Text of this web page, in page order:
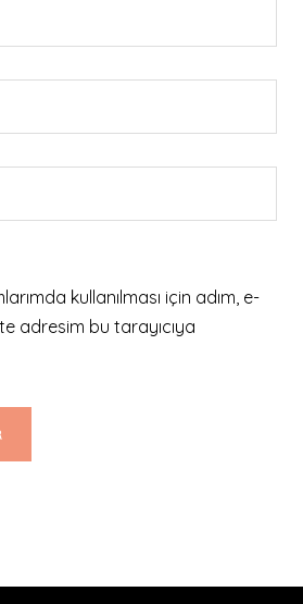
kullanılması için adım, e-
adresim bu tarayıcıya